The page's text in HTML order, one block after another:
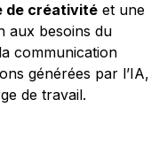
de créativité et une
aux besoins du
communication
générées par l’IA,
de travail.